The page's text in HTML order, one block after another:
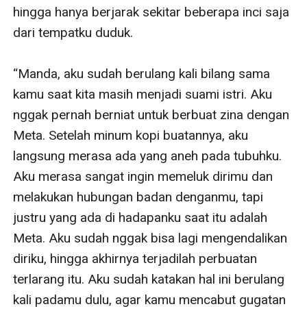
hingga hanya berjarak sekitar beberapa inci saja
dari tempatku duduk.
“Manda, aku sudah berulang kali bilang sama
kamu saat kita masih menjadi suami istri. Aku
nggak pernah berniat untuk berbuat zina dengan
Meta. Setelah minum kopi buatannya, aku
langsung merasa ada yang aneh pada tubuhku.
Aku merasa sangat ingin memeluk dirimu dan
melakukan hubungan badan denganmu, tapi
justru yang ada di hadapanku saat itu adalah
Meta. Aku sudah nggak bisa lagi mengendalikan
diriku, hingga akhirnya terjadilah perbuatan
terlarang itu. Aku sudah katakan hal ini berulang
kali padamu dulu, agar kamu mencabut gugatan